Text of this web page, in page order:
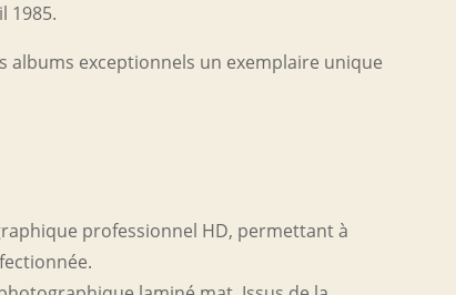
1985.
albums exceptionnels un exemplaire unique
professionnel HD, permettant à